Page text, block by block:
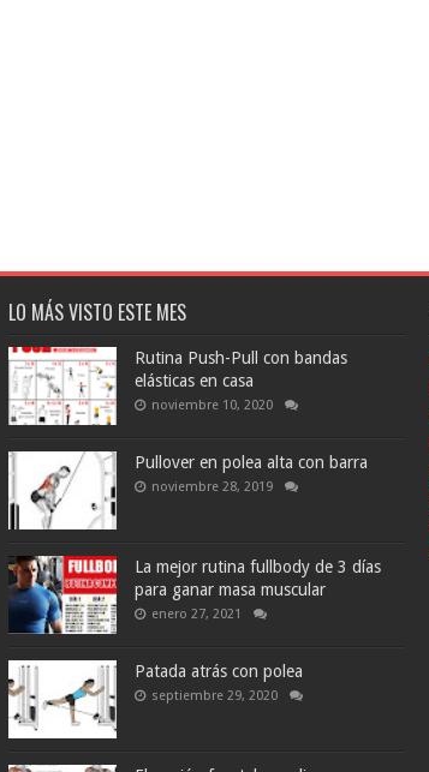
LO MÁS VISTO ESTE MES
Rutina Push-Pull con bandas
elásticas en casa
noviembre 10, 2020
Pullover en polea alta con barra
noviembre 28, 2019
La mejor rutina fullbody de 3 días
para ganar masa muscular
enero 27, 2021
Patada atrás con polea
septiembre 29, 2020